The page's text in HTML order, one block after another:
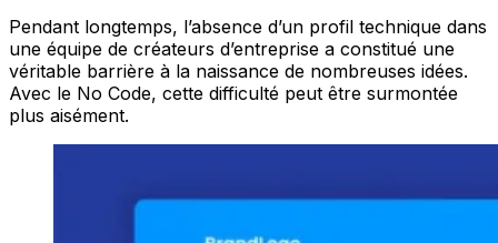
Pendant longtemps, l’absence d’un profil technique dans
une équipe de créateurs d’entreprise a constitué une
véritable barrière à la naissance de nombreuses idées.
Avec le No Code, cette difficulté peut être surmontée
plus aisément.